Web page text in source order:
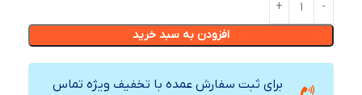
افزودن به سبد خرید
برای ثبت سفارش عمده با تخفیف ویژه تماس